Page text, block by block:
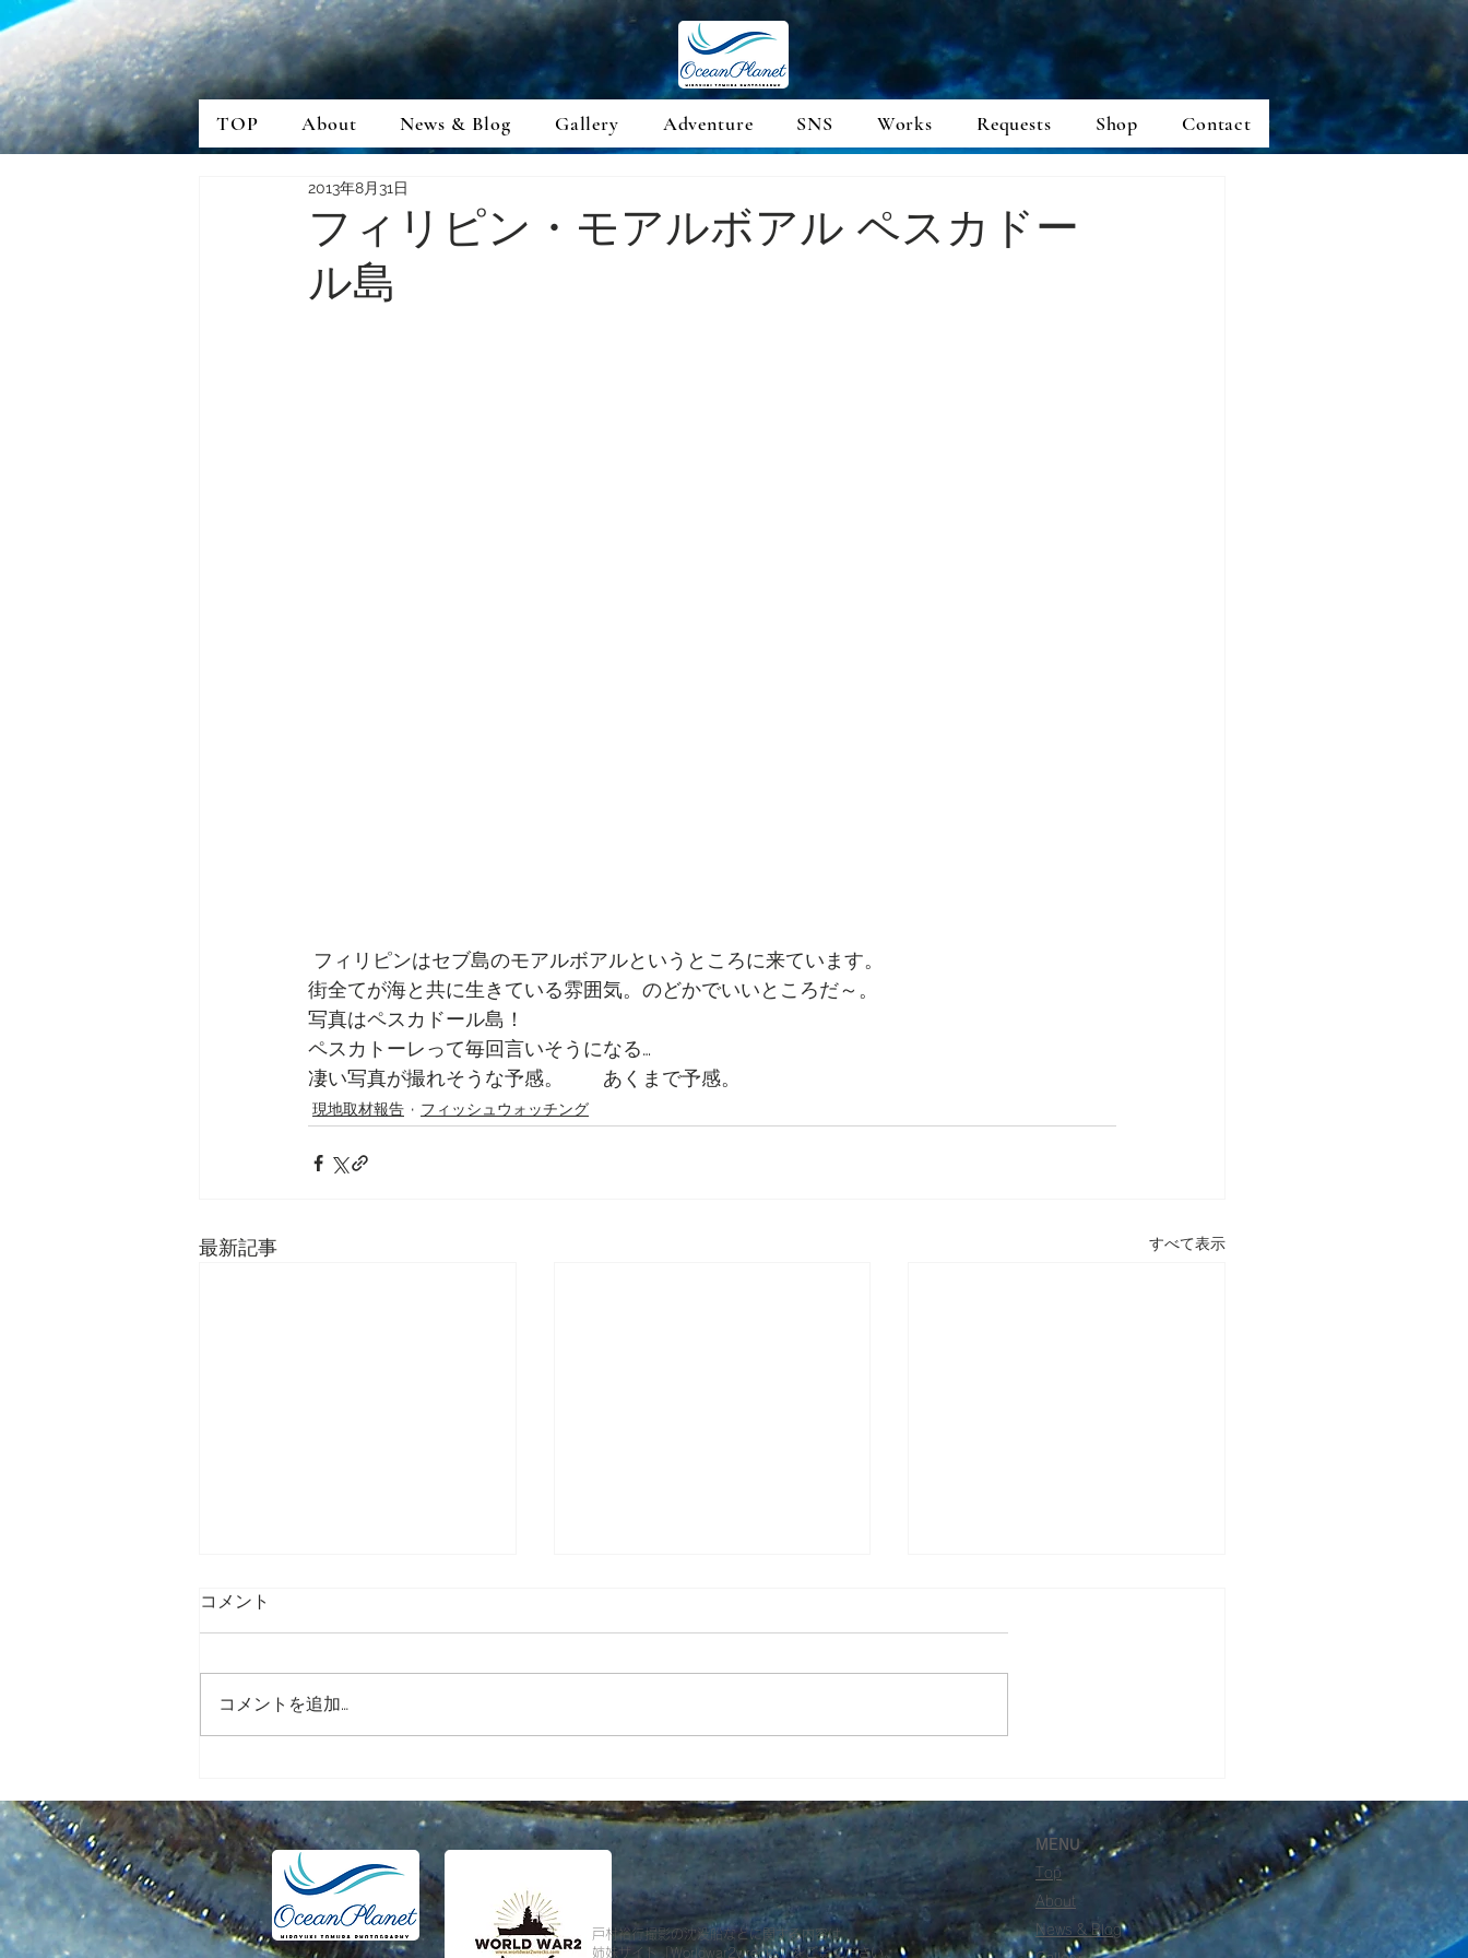
TOP About News & Blog Gallery Adventure SNS Works Requests Shop Contact
フィリピン・モアルボアル ペスカドー
ル島
2013年8月31日
フィリピンはセブ島のモアルボアルというところに来ています。
街全てが海と共に生きている雰囲気。のどかでいいところだ～。
写真はペスカドール島！
ペスカトーレって毎回言いそうになる…
凄い写真が撮れそうな予感。　　あくまで予感。
現地取材報告 フィッシュウォッチング
最新記事 すべて表示
島」小笠原諸島、母島で潜る
ということ。
跡」調査
コメント
コメントを追加…
戸村裕行撮影の沈没船などに関する内容は
姉妹サイト「 Worldwar2wrecks」をご覧ください。
MENU
Top
About
News & Blog